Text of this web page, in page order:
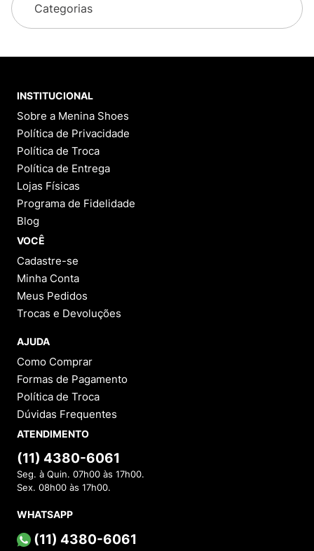
Categorias
INSTITUCIONAL
Sobre a Menina Shoes
Política de Privacidade
Política de Troca
Política de Entrega
Lojas Físicas
Programa de Fidelidade
Blog
VOCÊ
Cadastre-se
Minha Conta
Meus Pedidos
Trocas e Devoluções
AJUDA
Como Comprar
Formas de Pagamento
Política de Troca
Dúvidas Frequentes
ATENDIMENTO
(11) 4380-6061
Seg. à Quin. 07h00 às 17h00.
Sex. 08h00 às 17h00.
WHATSAPP
(11) 4380-6061